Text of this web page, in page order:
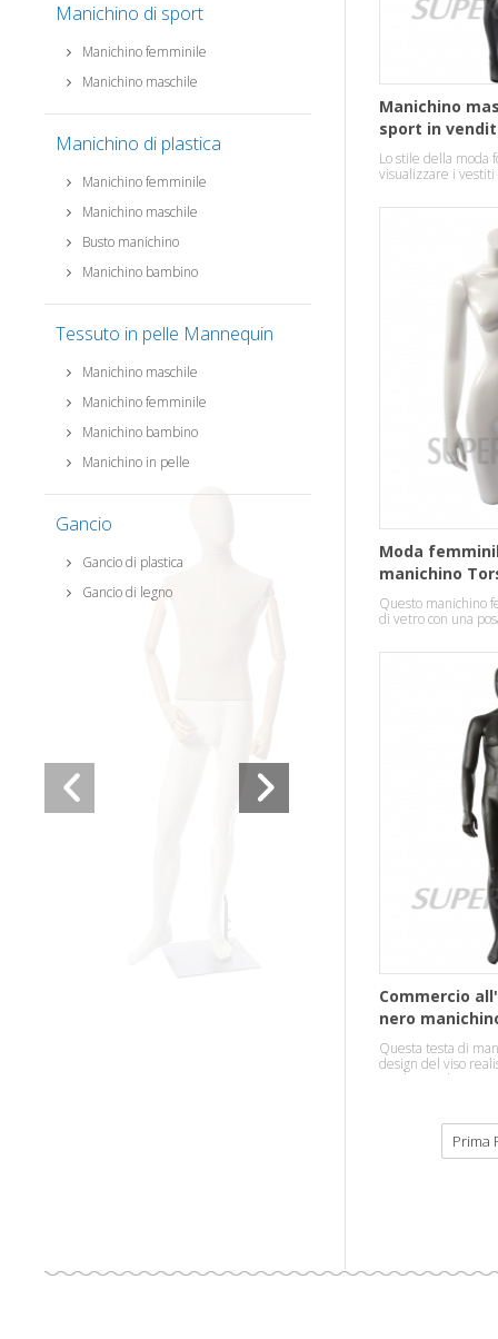
Manichino di sport
Manichino femminile
Manichino maschile
Manichino di plastica
Manichino femminile
Manichino maschile
Busto manichino
Manichino bambino
Tessuto in pelle Mannequin
Manichino maschile
Manichino femminile
Manichino bambino
Manichino in pelle
Gancio
Gancio di plastica
Gancio di legno
Manichino
sport in
Lo stile della moda
visualizzare i
Moda
manichino
Questo manichino
di vetro con una
Commercio
nero
Questa testa di
design del viso
per la
Prima